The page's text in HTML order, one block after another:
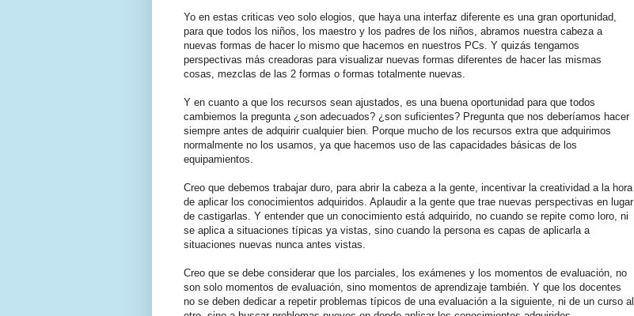
Yo en estas criticas veo solo elogios, que haya una interfaz diferente es una gran oportunidad,
para que todos los niños, los maestro y los padres de los niños, abramos nuestra cabeza a
nuevas formas de hacer lo mismo que hacemos en nuestros PCs. Y quizás tengamos
perspectivas más creadoras para visualizar nuevas formas diferentes de hacer las mismas
cosas, mezclas de las 2 formas o formas totalmente nuevas.
Y en cuanto a que los recursos sean ajustados, es una buena oportunidad para que todos
cambiemos la pregunta ¿son adecuados? ¿son suficientes? Pregunta que nos deberíamos hacer
siempre antes de adquirir cualquier bien. Porque mucho de los recursos extra que adquirimos
normalmente no los usamos, ya que hacemos uso de las capacidades básicas de los
equipamientos.
Creo que debemos trabajar duro, para abrir la cabeza a la gente, incentivar la creatividad a la hora
de aplicar los conocimientos adquiridos. Aplaudir a la gente que trae nuevas perspectivas en lugar
de castigarlas. Y entender que un conocimiento está adquirido, no cuando se repite como loro, ni
se aplica a situaciones típicas ya vistas, sino cuando la persona es capas de aplicarla a
situaciones nuevas nunca antes vistas.
Creo que se debe considerar que los parciales, los exámenes y los momentos de evaluación, no
son solo momentos de evaluación, sino momentos de aprendizaje también. Y que los docentes
no se deben dedicar a repetir problemas típicos de una evaluación a la siguiente, ni de un curso al